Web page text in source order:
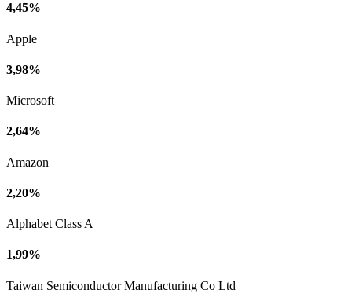
4,45%
Apple
3,98%
Microsoft
2,64%
Amazon
2,20%
Alphabet Class A
1,99%
Taiwan Semiconductor Manufacturing Co Ltd